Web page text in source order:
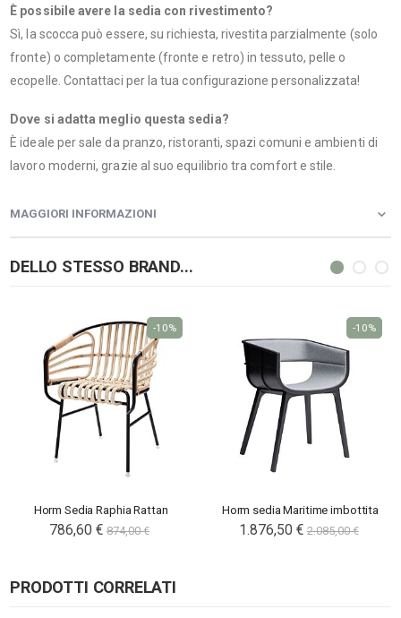
È possibile avere la sedia con rivestimento?
Sì, la scocca può essere, su richiesta, rivestita parzialmente (solo
fronte) o completamente (fronte e retro) in tessuto, pelle o
ecopelle. Contattaci per la tua configurazione personalizzata!
Dove si adatta meglio questa sedia?
È ideale per sale da pranzo, ristoranti, spazi comuni e ambienti di
lavoro moderni, grazie al suo equilibrio tra comfort e stile.
MAGGIORI INFORMAZIONI
DELLO STESSO BRAND...
Horm Sedia Raphia Rattan
786,60 € 874,00 €
-10%
Horm sedia Maritime imbottita
1.876,50 € 2.085,00 €
-10%
PRODOTTI CORRELATI